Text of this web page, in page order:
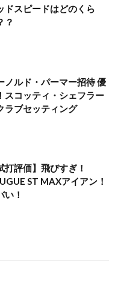
ドスピードはどのくら
？
ノルド・パーマー招待 優
スコッティ・シェフラー
ラブセッティング
打評価】飛びすぎ！
ST MAXアイアン！
い！